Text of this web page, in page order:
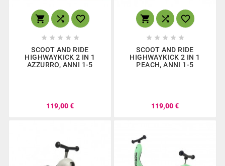
  
    
SCOOT AND RIDE
HIGHWAYKICK 2 IN 1
AZZURRO, ANNI 1-5
119,00 €
  
    
SCOOT AND RIDE
HIGHWAYKICK 2 IN 1
PEACH, ANNI 1-5
119,00 €